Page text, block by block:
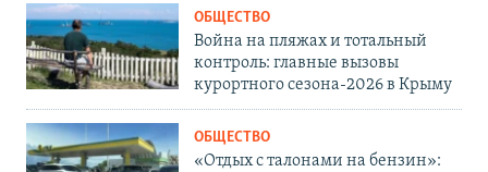
ОБЩЕСТВО
Война на пляжах и тотальный
контроль: главные вызовы
курортного сезона-2026 в Крыму
ОБЩЕСТВО
«Отдых с талонами на бензин»: